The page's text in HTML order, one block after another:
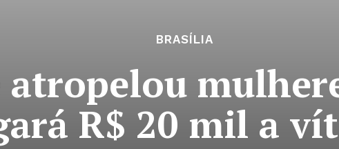
BRASÍLIA
atropelou
R$ 20 mil a